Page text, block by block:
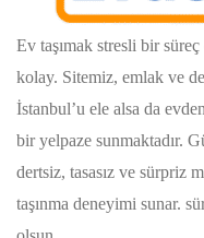
Ev taşımak stresli bir
kolay. Sitemiz, emlak ve
İstanbul’u ele alsa da
bir yelpaze sunmaktadır.
dertsiz, tasasız ve sürpriz
taşınma deneyimi sunar.